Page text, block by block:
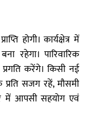
होगी। कार्यक्षेत्र में
रहेगा। पारिवारिक
करेंगे। किसी नई
सजग रहें, मौसमी
में आपसी सहयोग एवं